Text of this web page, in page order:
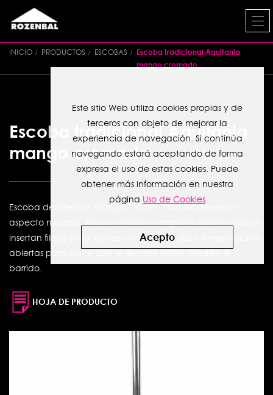
Este sitio Web utiliza cookies propias y de
terceros con objeto de mejorar la
experiencia de navegación. Si continúa
navegando estará aceptando de forma
expresa el uso de estas cookies. Puede
obtener más información en nuestra
página Uso de Cookies
Acepto
INICIO PRODUCTOS ESCOBAS
Escoba tradicional Aquitania
mango cromado
Escoba tradicional Aquitania
mango cromado Ref. 631610
Escoba de interior + mango 130 cm. Plantilla de resina
aspecto madera. Rosca universal integrada sobre la que se
insertan fibras extra suaves con dos texturas y terminaciones
abiertas para evitar que se levante polvo durante el
barrido.
HOJA DE PRODUCTO